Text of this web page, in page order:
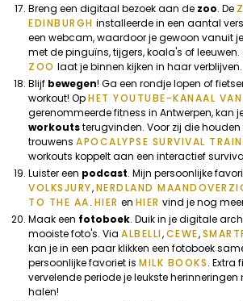
Breng een digitaal bezoek aan de zoo. De
EDINBURGH installeerde in een aantal
een webcam, waardoor je gewoon vanuit
met de pinguïns, tijgers, koala's of
ZOO laat je binnen kijken in haar verblijven.
Blijf bewegen! Ga een rondje lopen of
workout! OpHET YOUTUBE-KANAAL
gerenommeerde fitness in Antwerpen, kan
workoutsterugvinden. Voor zij die
trouwensAPOCALYPSE SURVIVAL
workouts koppelt aan een interactief
Luister een podcast. Mijn persoonlijke
VOLKSJURY,NERDLAND
TO THE AA. HIER en HIER vind je nog
Maak een fotoboek. Duik in je digitale
mooiste foto's. ViaALBELLI,CEWE,
kan je in een paar klikken een fotoboek
persoonlijke favoriet isMILK BOOKS. Extra
vervelende periode je leukste
halen!